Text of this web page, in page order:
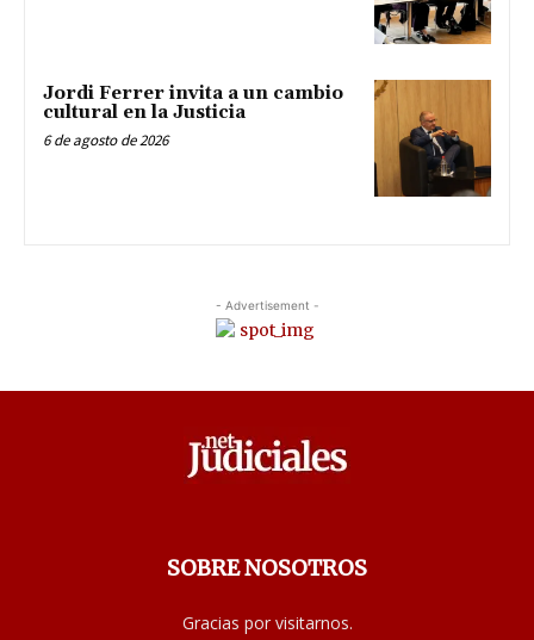
Jordi Ferrer invita a un cambio
cultural en la Justicia
6 de agosto de 2026
- Advertisement -
SOBRE NOSOTROS
Gracias por visitarnos.